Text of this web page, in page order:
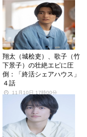
翔太（城桧吏）、歌子（竹
下景子）の壮絶エピに圧
倒：「終活シェアハウス」
４話
11月10日 17時00分